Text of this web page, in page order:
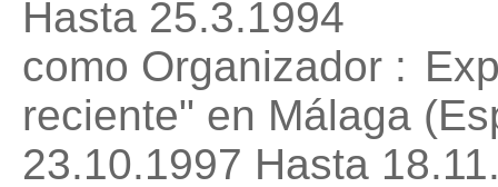
Hasta 25.3.1994
como Organizador :
reciente" en Málaga
23.10.1997 Hasta